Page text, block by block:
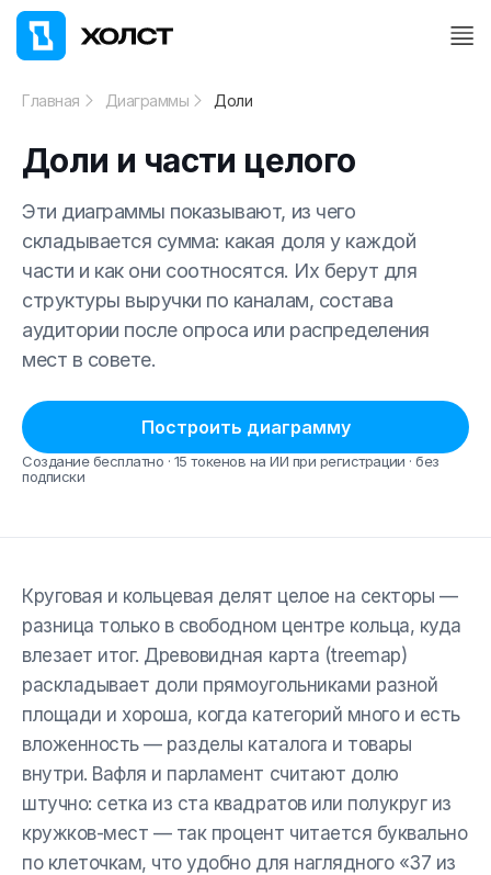
Главная Диаграммы Доли
Доли и части целого
Эти диаграммы показывают, из чего
складывается сумма: какая доля у каждой
части и как они соотносятся. Их берут для
структуры выручки по каналам, состава
аудитории после опроса или распределения
мест в совете.
Построить диаграмму
Создание бесплатно · 15 токенов на ИИ при регистрации · без
подписки
Круговая и кольцевая делят целое на секторы —
разница только в свободном центре кольца, куда
влезает итог. Древовидная карта (treemap)
раскладывает доли прямоугольниками разной
площади и хороша, когда категорий много и есть
вложенность — разделы каталога и товары
внутри. Вафля и парламент считают долю
штучно: сетка из ста квадратов или полукруг из
кружков-мест — так процент читается буквально
по клеточкам, что удобно для наглядного «37 из